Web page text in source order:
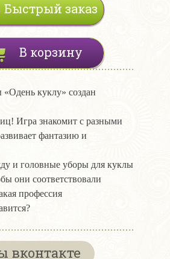
Быстрый заказ
В корзину
куклу» создан
Игра знакомит с разными
фантазию и
и головные уборы для куклы
они соответствовали
профессия
вконтакте